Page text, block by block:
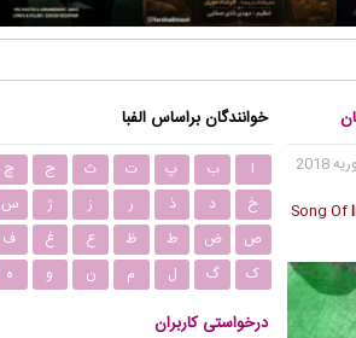
Song Of
خوانندگان براساس الفبا
ا ب پ ت ث ج چ
خ
د ذ ر ز ژ س
ص
ض ط ظ ع غ ف
ک
گ ل م ن و ه
درخواستی کاربران